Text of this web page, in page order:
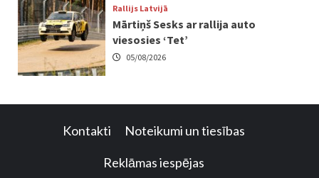
Rallijs Latvijā
Mārtiņš Sesks ar rallija auto
viesosies ‘Tet’
05/08/2026
Kontakti Noteikumi un tiesības
Reklāmas iespējas